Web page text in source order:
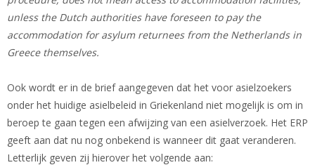
unless the Dutch authorities have foreseen to pay the
accommodation for asylum returnees from the Netherlands in
Greece themselves.
Ook wordt er in de brief aangegeven dat het voor asielzoekers
onder het huidige asielbeleid in Griekenland niet mogelijk is om in
beroep te gaan tegen een afwijzing van een asielverzoek. Het ERP
geeft aan dat nu nog onbekend is wanneer dit gaat veranderen.
Letterlijk geven zij hierover het volgende aan: